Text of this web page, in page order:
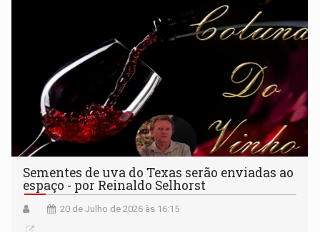
Sementes de uva do Texas serão enviadas ao
espaço - por Reinaldo Selhorst
20 de Julho de 2026 às 16:15